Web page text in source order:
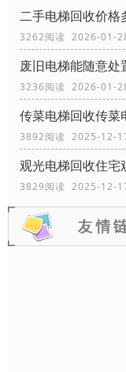
二手电梯回收价格
3262阅读 2026-01-
废旧电梯能随意处
3236阅读 2026-01-
传菜电梯回收传菜
3892阅读 2025-12-
观光电梯回收住宅
3829阅读 2025-12-